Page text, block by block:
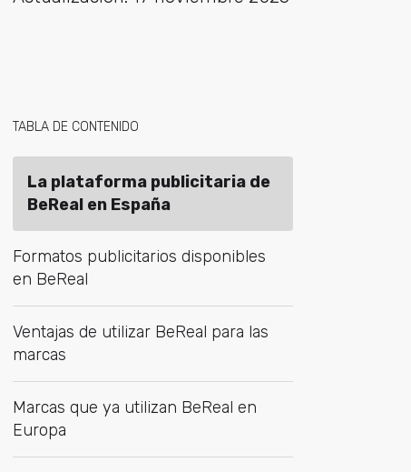
TABLA DE CONTENIDO
La plataforma publicitaria de
BeReal en España
Formatos publicitarios disponibles
en BeReal
Ventajas de utilizar BeReal para las
marcas
Marcas que ya utilizan BeReal en
Europa